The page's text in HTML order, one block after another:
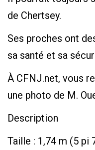
de Chertsey.
Ses proches ont
sa santé et sa
À CFNJ.net, vous
une photo de M.
Description
Taille : 1,74 m (5 pi